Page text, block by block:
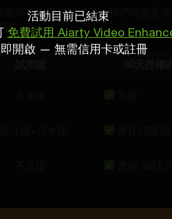
活動目前已結束
免費試用 Aiarty Video
開啟 — 無需信用卡或註冊
郵件接收專屬授權碼。我們高度重視
件。